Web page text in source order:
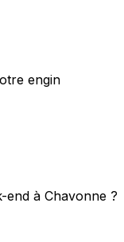
engin
end à Chavonne ?